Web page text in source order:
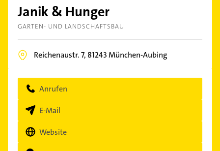
Janik & Hunger
GARTEN- UND LANDSCHAFTSBAU
Reichenaustr. 7, 81243München-Aubing
Anrufen
E-Mail
Website